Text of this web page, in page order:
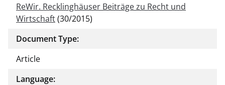
ReWir. Recklinghäuser Beiträge zu Recht und
Wirtschaft(30/2015)
Document Type:
Article
Language: